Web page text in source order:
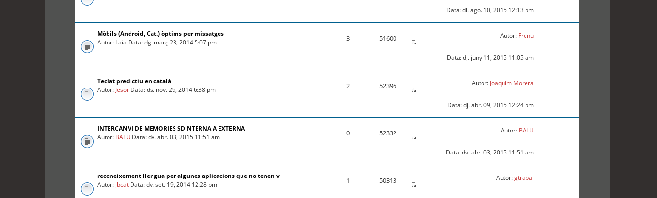
Data: dl. ago. 10, 2015 12:13 pm
Mòbils (Android, Cat.) òptims per missatges
Autor: Laia Data: dg. març 23, 2014 5:07 pm
3 51600 Autor: Frenu
Data: dj. juny 11, 2015 11:05 am
Teclat predictiu en català
Autor: Jesor Data: ds. nov. 29, 2014 6:38 pm 2 52396 Autor: Joaquim Morera
Data: dj. abr. 09, 2015 12:24 pm
INTERCANVI DE MEMORIES SD NTERNA A EXTERNA
Autor: BALU Data: dv. abr. 03, 2015 11:51 am 0 52332 Autor: BALU
Data: dv. abr. 03, 2015 11:51 am
reconeixement llengua per algunes aplicacions que no tenen v
Autor: jbcat Data: dv. set. 19, 2014 12:28 pm 1 50313 Autor:gtrabal